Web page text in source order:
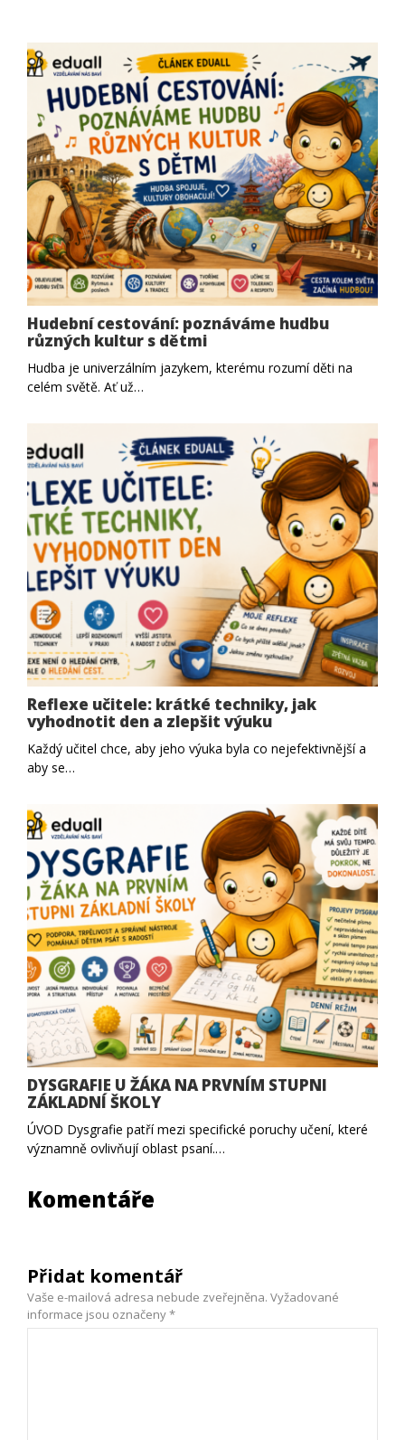
Hudební cestování: poznáváme hudbu
různých kultur s dětmi
Hudba je univerzálním jazykem, kterému rozumí děti na
celém světě. Ať už…
Reflexe učitele: krátké techniky, jak
vyhodnotit den a zlepšit výuku
Každý učitel chce, aby jeho výuka byla co nejefektivnější a
aby se…
DYSGRAFIE U ŽÁKA NA PRVNÍM STUPNI
ZÁKLADNÍ ŠKOLY
ÚVOD Dysgrafie patří mezi specifické poruchy učení, které
významně ovlivňují oblast psaní.…
Komentáře
Přidat komentář
Vaše e-mailová adresa nebude zveřejněna. Vyžadované
informace jsou označeny*